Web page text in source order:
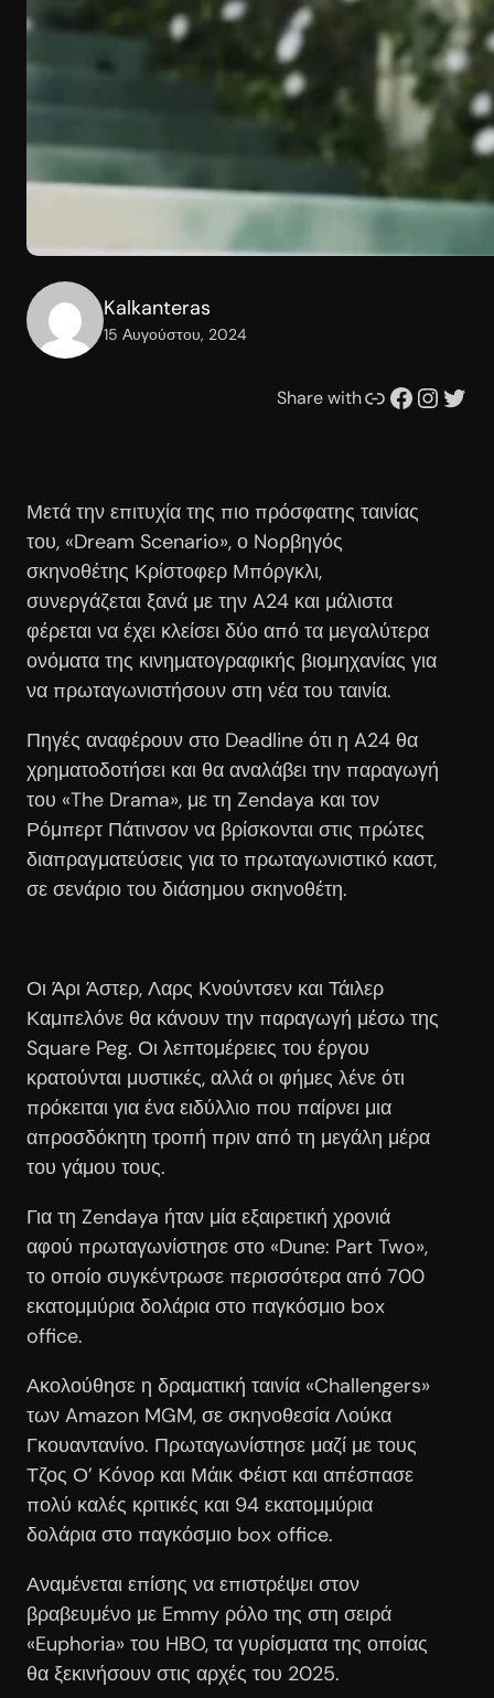
Kalkanteras
15 Αυγούστου, 2024
Share withΣυνδέσμου Facebook Instagram Twitter
Μετά την επιτυχία της πιο πρόσφατης ταινίας
του, «Dream Scenario», ο Noρβηγός
σκηνοθέτης Κρίστοφερ Μπόργκλι,
συνεργάζεται ξανά με την A24 και μάλιστα
φέρεται να έχει κλείσει δύο από τα μεγαλύτερα
ονόματα της κινηματογραφικής βιομηχανίας για
να πρωταγωνιστήσουν στη νέα του ταινία.
Πηγές αναφέρουν στο Deadline ότι η A24 θα
χρηματοδοτήσει και θα αναλάβει την παραγωγή
του «The Drama», με τη Zendaya και τον
Ρόμπερτ Πάτινσον να βρίσκονται στις πρώτες
διαπραγματεύσεις για το πρωταγωνιστικό καστ,
σε σενάριο του διάσημου σκηνοθέτη.
Οι Άρι Άστερ, Λαρς Κνούντσεν και Τάιλερ
Καμπελόνε θα κάνουν την παραγωγή μέσω της
Square Peg. Οι λεπτομέρειες του έργου
κρατούνται μυστικές, αλλά οι φήμες λένε ότι
πρόκειται για ένα ειδύλλιο που παίρνει μια
απροσδόκητη τροπή πριν από τη μεγάλη μέρα
του γάμου τους.
Για τη Zendaya ήταν μία εξαιρετική χρονιά
αφού πρωταγωνίστησε στο «Dune: Part Two»,
το οποίο συγκέντρωσε περισσότερα από 700
εκατομμύρια δολάρια στο παγκόσμιο box
office.
Ακολούθησε η δραματική ταινία «Challengers»
των Amazon MGM, σε σκηνοθεσία Λούκα
Γκουαντανίνο. Πρωταγωνίστησε μαζί με τους
Τζος Ο’ Κόνορ και Μάικ Φέιστ και απέσπασε
πολύ καλές κριτικές και 94 εκατομμύρια
δολάρια στο παγκόσμιο box office.
Αναμένεται επίσης να επιστρέψει στον
βραβευμένο με Emmy ρόλο της στη σειρά
«Euphoria» του HBO, τα γυρίσματα της οποίας
θα ξεκινήσουν στις αρχές του 2025.